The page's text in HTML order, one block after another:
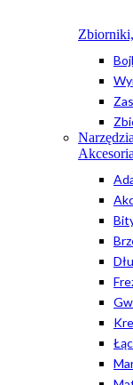
Narzędzia
Akcesoria